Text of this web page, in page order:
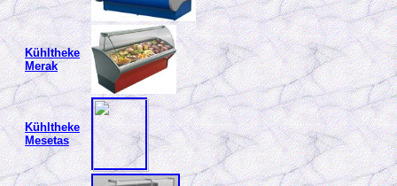
Kühltheke
Merak
Kühltheke
Mesetas